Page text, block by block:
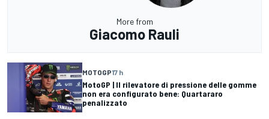
More from
Giacomo Rauli
MOTOGP17 h
MotoGP | Il rilevatore di pressione delle gomme
non era configurato bene: Quartararo
penalizzato